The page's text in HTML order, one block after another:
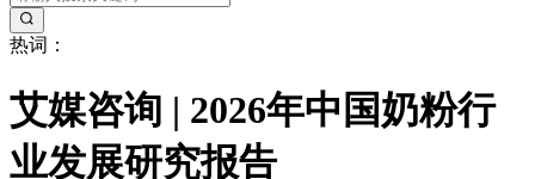
热词：
艾媒咨询 | 2026年中国奶粉行
业发展研究报告